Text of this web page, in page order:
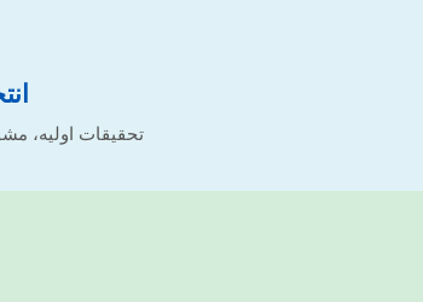
تحقیقات اولیه،